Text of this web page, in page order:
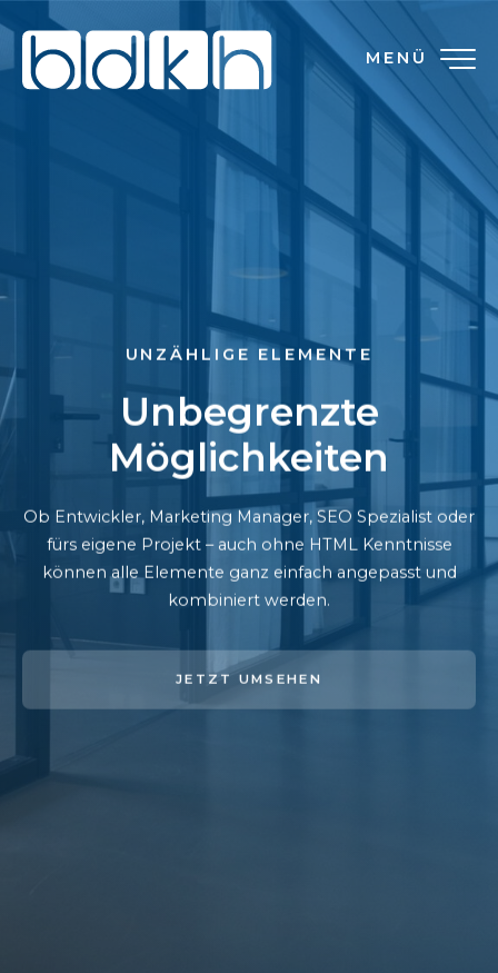
MENÜ
UNZÄHLIGE ELEMENTE
Unbegrenzte
Möglichkeiten
Ob Entwickler, Marketing Manager, SEO Spezialist oder
fürs eigene Projekt – auch ohne HTML Kenntnisse
können alle Elemente ganz einfach angepasst und
kombiniert werden.
JETZT UMSEHEN